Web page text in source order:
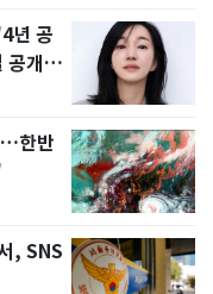
년 공
공개
한반
, SNS